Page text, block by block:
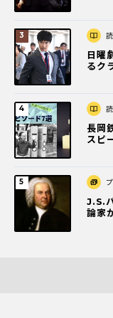
日曜
るク
長岡
スピ
J.S.
論家